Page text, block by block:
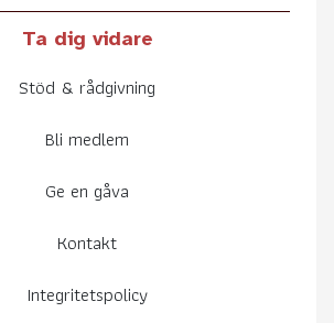
Ta dig vidare
Stöd & rådgivning
Bli medlem
Ge en gåva
Kontakt
Integritetspolicy